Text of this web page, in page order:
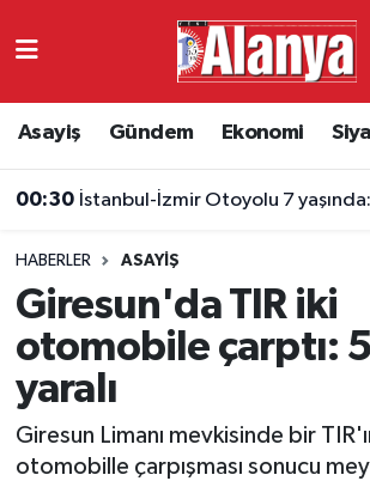
Asayiş Gündem Ekonomi
00:30 İstanbul-İzmir Otoyolu 7 yaşında: 8,5
HABERLER ASAYIŞ
Giresun'da TIR iki
otomobile çarptı:
yaralı
Giresun Limanı mevkisinde bir
otomobille çarpışması sonucu
Ekonomi
Resmi İlanlar
Alanyaspor
Turizm
Antalya Namaz Vakitleri
Antalya Trafik Yoğunluk Haritası
Süper Lig Puan Durumu ve Fikstür
Tüm Manşetler
Son Dakika Haberleri